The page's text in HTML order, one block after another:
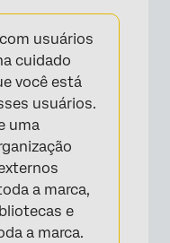
usuários
cuidado
você está
usuários.
uma
a marca,
e
a marca.